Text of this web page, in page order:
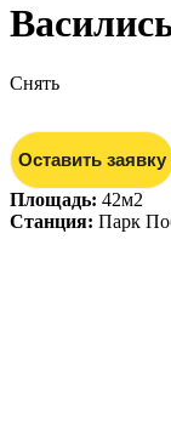
Снять
Оставить заявку
Площадь: 42м2
Станция: Парк